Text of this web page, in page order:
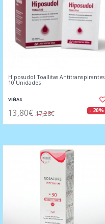
Hiposudol Toallitas Antitranspirantes
10 Unidades
VIÑAS
13,80€ 17,28€ - 20%